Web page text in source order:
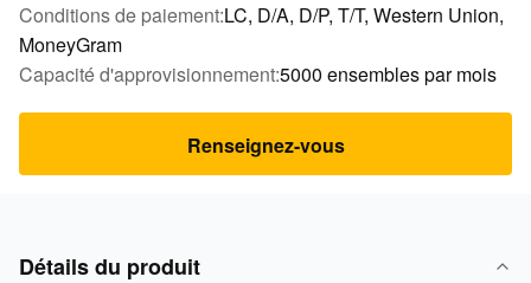
Conditions de paiement:LC, D/A, D/P, T/T, Western Union,
MoneyGram
Capacité d'approvisionnement:5000 ensembles par mois
Renseignez-vous
Détails du produit